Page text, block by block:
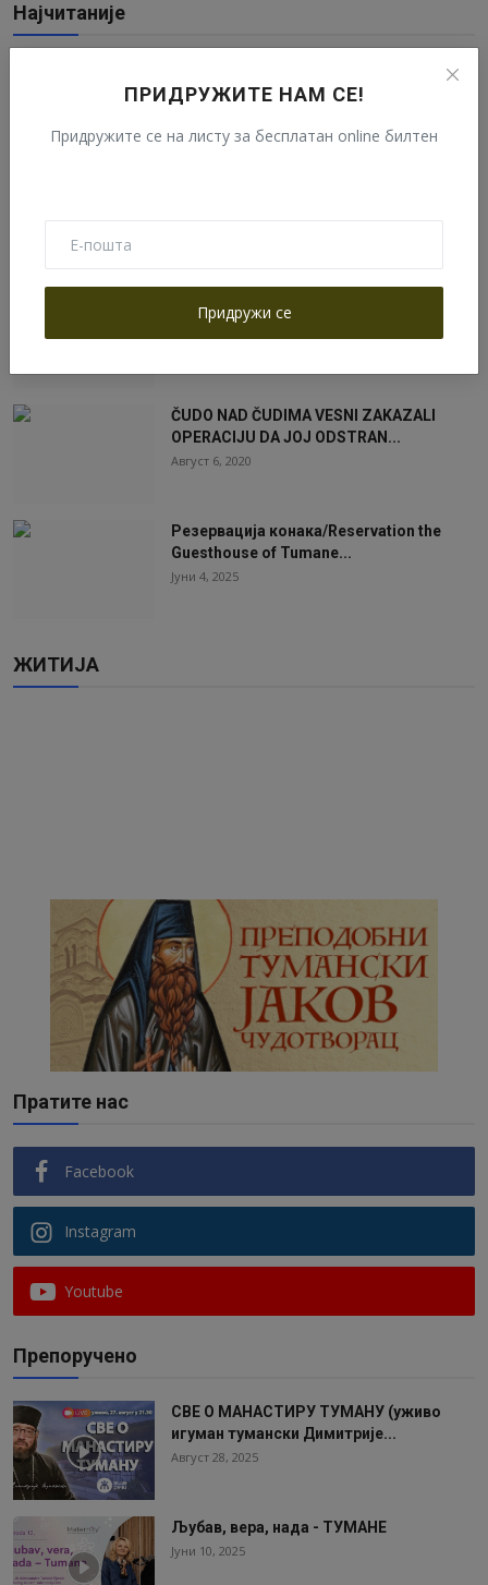
ПРИДРУЖИТЕ НАМ СЕ!
Придружите се на листу за бесплатан online билтен
Придружи се
Најчитаније
ИНФОРМАЦИЈЕ ЗА ХОДОЧАСНИКЕ И
ПОСЕТИОЦЕ МАНАСТИРА ТУМАНА
Тумане
ČUDO NAD ČUDIMA VESNI ZAKAZALI
OPERACIJU DA JOJ ODSTRAN...
Август 6, 2020
Резервација конака/Reservation the
Guesthouse of Tumane...
Јуни 4, 2025
ЖИТИЈА
Пратите нас
Facebook
Instagram
Youtube
Препоручено
СВЕ О МАНАСТИРУ ТУМАНУ (уживо
игуман тумански Димитрије...
Август 28, 2025
Љубав, вера, нада - ТУМАНЕ
Јуни 10, 2025